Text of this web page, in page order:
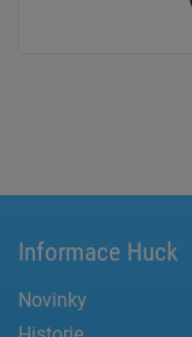
Informace Huck
Novinky